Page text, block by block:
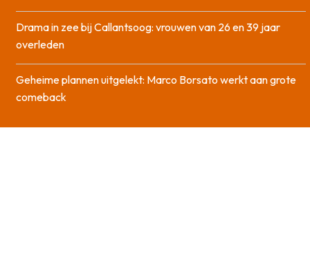
Drama in zee bij Callantsoog: vrouwen van 26 en 39 jaar
overleden
Geheime plannen uitgelekt: Marco Borsato werkt aan grote
comeback